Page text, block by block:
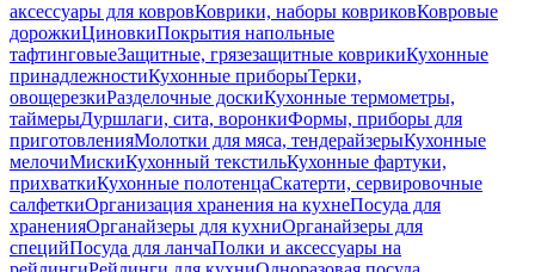
аксессуары для ковровКоврики, наборы ковриковКовровые
дорожкиЦиновкиПокрытия напольные
тафтинговыеЗащитные, грязезащитные коврикиКухонные
принадлежностиКухонные приборыТерки,
овощерезкиРазделочные доскиКухонные термометры,
таймерыДуршлаги, сита, воронкиФормы, приборы для
приготовленияМолотки для мяса, тендерайзерыКухонные
мелочиМискиКухонный текстильКухонные фартуки,
прихваткиКухонные полотенцаСкатерти, сервировочные
салфеткиОрганизация хранения на кухнеПосуда для
храненияОрганайзеры для кухниОрганайзеры для
специйПосуда для ланчаПолки и аксессуары на